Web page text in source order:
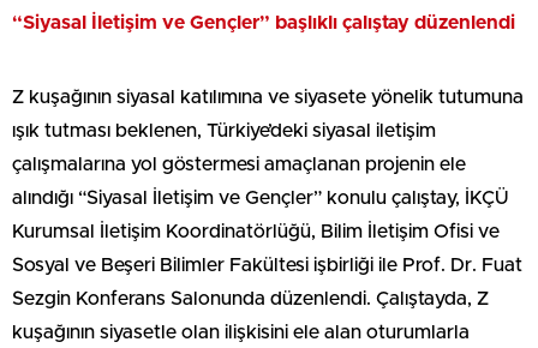
“Siyasal İletişim ve Gençler” başlıklı çalıştay düzenlendi
Z kuşağının siyasal katılımına ve siyasete yönelik tutumuna
ışık tutması beklenen, Türkiye’deki siyasal iletişim
çalışmalarına yol göstermesi amaçlanan projenin ele
alındığı “Siyasal İletişim ve Gençler” konulu çalıştay, İKÇÜ
Kurumsal İletişim Koordinatörlüğü, Bilim İletişim Ofisi ve
Sosyal ve Beşeri Bilimler Fakültesi işbirliği ile Prof. Dr. Fuat
Sezgin Konferans Salonunda düzenlendi. Çalıştayda, Z
kuşağının siyasetle olan ilişkisini ele alan oturumlarla